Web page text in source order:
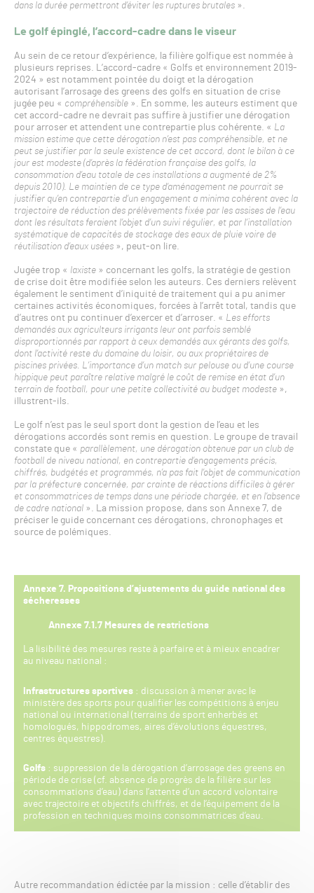
dans la durée permettront d’éviter les ruptures brutales».
Le golf épinglé, l’accord-cadre dans le viseur
Au sein de ce retour d’expérience, la filière golfique est nommée à
plusieurs reprises. L’accord-cadre « Golfs et environnement 2019-
2024 » est notamment pointée du doigt et la dérogation
autorisant l’arrosage des greens des golfs en situation de crise
jugée peu « compréhensible». En somme, les auteurs estiment que
cet accord-cadre ne devrait pas suffire à justifier une dérogation
pour arroser et attendent une contrepartie plus cohérente. « La
mission estime que cette dérogation n’est pas compréhensible, et ne
peut se justifier par la seule existence de cet accord, dont le bilan à ce
jour est modeste (d’après la fédération française des golfs, la
consommation d’eau totale de ces installations a augmenté de 2%
depuis 2010). Le maintien de ce type d’aménagement ne pourrait se
justifier qu’en contrepartie d’un engagement a minima cohérent avec la
trajectoire de réduction des prélèvements fixée par les assises de l’eau
dont les résultats feraient l’objet d’un suivi régulier, et par l’installation
systématique de capacités de stockage des eaux de pluie voire de
réutilisation d’eaux usées», peut-on lire.
Jugée trop « laxiste» concernant les golfs, la stratégie de gestion
de crise doit être modifiée selon les auteurs. Ces derniers relèvent
également le sentiment d’iniquité de traitement qui a pu animer
certaines activités économiques, forcées à l’arrêt total, tandis que
d’autres ont pu continuer d’exercer et d’arroser. « Les efforts
demandés aux agriculteurs irrigants leur ont parfois semblé
disproportionnés par rapport à ceux demandés aux gérants des golfs,
dont l’activité reste du domaine du loisir, ou aux propriétaires de
piscines privées. L’importance d’un match sur pelouse ou d’une course
hippique peut paraître relative malgré le coût de remise en état d’un
terrain de football, pour une petite collectivité au budget modeste»,
illustrent-ils.
Le golf n’est pas le seul sport dont la gestion de l’eau et les
dérogations accordés sont remis en question. Le groupe de travail
constate que « parallèlement, une dérogation obtenue par un club de
football de niveau national, en contrepartie d’engagements précis,
chiffrés, budgétés et programmés, n’a pas fait l’objet de communication
par la préfecture concernée, par crainte de réactions difficiles à gérer
et consommatrices de temps dans une période chargée, et en l’absence
de cadre national». La mission propose, dans son Annexe 7, de
préciser le guide concernant ces dérogations, chronophages et
source de polémiques.
Annexe 7. Propositions d’ajustements du guide national des
sécheresses
Annexe 7.1.7 Mesures de restrictions
La lisibilité des mesures reste à parfaire et à mieux encadrer
au niveau national :
Infrastructures sportives: discussion à mener avec le
ministère des sports pour qualifier les compétitions à enjeu
national ou international (terrains de sport enherbés et
homologués, hippodromes, aires d’évolutions équestres,
centres équestres).
Golfs: suppression de la dérogation d’arrosage des greens en
période de crise (cf. absence de progrès de la filière sur les
consommations d’eau) dans l’attente d’un accord volontaire
avec trajectoire et objectifs chiffrés, et de l’équipement de la
profession en techniques moins consommatrices d’eau.
Autre recommandation édictée par la mission : celle d’établir des